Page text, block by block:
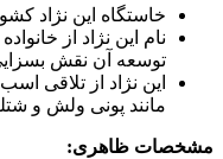
خاستگاه این نژاد
نام این نژاد از
توسعه آن نقش
این نژاد از تلاقی
مانند پونی ولش و
مشخصات ظاهری: